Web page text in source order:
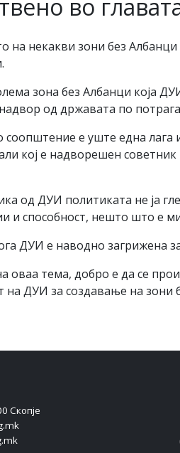
во
на некакви зони без
зона без Aлбанци кojа
надвор од државата по
е уште една лага
кој е надворешен
од ДУИ политиката не ја
и способност, нешто што е
ДУИ е наводно загрижена
оваа тема, добро е да се
на ДУИ за создавање на зони
Скопје